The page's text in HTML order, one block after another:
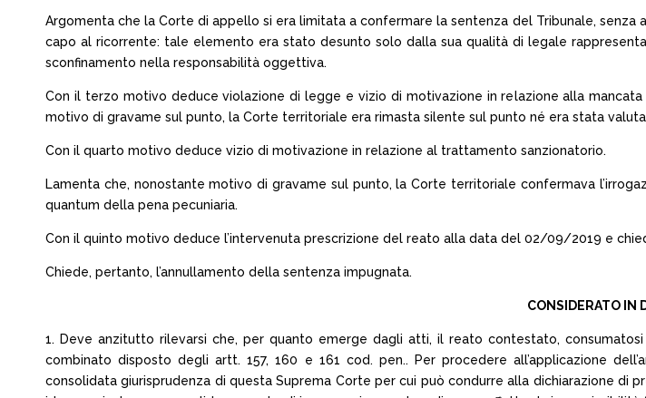
Argomenta che la Corte di appello si era limitata a confermare la sentenza del Tribunale,
capo al ricorrente: tale elemento era stato desunto solo dalla sua qualità di legale
sconfinamento nella responsabilità oggettiva.
Con il terzo motivo deduce violazione di legge e vizio di motivazione in relazione alla
motivo di gravame sul punto, la Corte territoriale era rimasta silente sul punto né era stata
Con il quarto motivo deduce vizio di motivazione in relazione al trattamento sanzionatorio.
Lamenta che, nonostante motivo di gravame sul punto, la Corte territoriale confermava
quantum della pena pecuniaria.
Con il quinto motivo deduce l’intervenuta prescrizione del reato alla data del 02/09/2019 e
Chiede, pertanto, l’annullamento della sentenza impugnata.
CONSIDERATO IN
1. Deve anzitutto rilevarsi che, per quanto emerge dagli atti, il reato contestato,
combinato disposto degli artt. 157, 160 e 161 cod. pen.. Per procedere all’applicazione
consolidata giurisprudenza di questa Suprema Corte per cui può condurre alla dichiarazione di